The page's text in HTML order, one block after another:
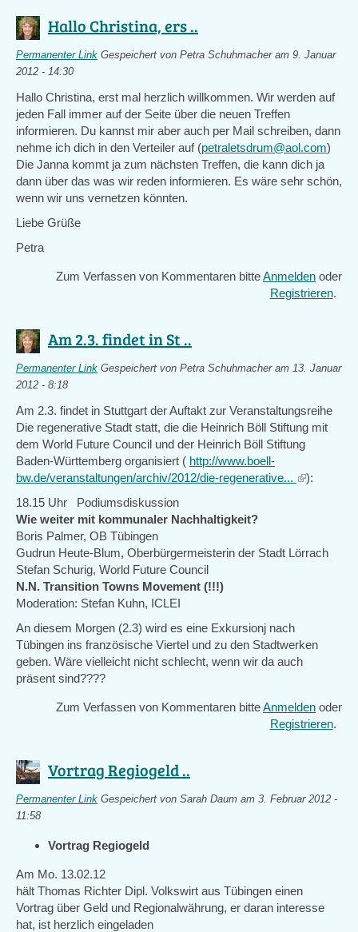
Hallo Christina, ers ..
Permanenter Link Gespeichert von Petra Schuhmacheram 9. Januar
2012 - 14:30
Hallo Christina, erst mal herzlich willkommen. Wir werden auf
jeden Fall immer auf der Seite über die neuen Treffen
informieren. Du kannst mir aber auch per Mail schreiben, dann
nehme ich dich in den Verteiler auf (petraletsdrum@aol.com)
Die Janna kommt ja zum nächsten Treffen, die kann dich ja
dann über das was wir reden informieren. Es wäre sehr schön,
wenn wir uns vernetzen könnten.
Liebe Grüße
Petra
Zum Verfassen von Kommentaren bitteAnmelden oder
Registrieren.
Am 2.3. findet in St ..
Permanenter Link Gespeichert von Petra Schuhmacheram 13. Januar
2012 - 8:18
Am 2.3. findet in Stuttgart der Auftakt zur Veranstaltungsreihe
Die regenerative Stadt statt, die die Heinrich Böll Stiftung mit
dem World Future Council und der Heinrich Böll Stiftung
Baden-Württemberg organisiert ( http://www.boell-
bw.de/veranstaltungen/archiv/2012/die-regenerative... (link
):
18.15 Uhr Podiumsdiskussion
Wie weiter mit kommunaler Nachhaltigkeit?
Boris Palmer, OB Tübingen
Gudrun Heute-Blum, Oberbürgermeisterin der Stadt Lörrach
Stefan Schurig, World Future Council
N.N. Transition Towns Movement (!!!)
Moderation: Stefan Kuhn, ICLEI
An diesem Morgen (2.3) wird es eine Exkursionj nach
Tübingen ins französische Viertel und zu den Stadtwerken
geben. Wäre vielleicht nicht schlecht, wenn wir da auch
präsent sind????
Zum Verfassen von Kommentaren bitteAnmelden oder
Registrieren.
Vortrag Regiogeld ..
Permanenter Link Gespeichert von Sarah Daum am 3. Februar 2012 -
11:58
Vortrag Regiogeld
Am Mo. 13.02.12
hält Thomas Richter Dipl. Volkswirt aus Tübingen einen
Vortrag über Geld und Regionalwährung, er daran interesse
hat, ist herzlich eingeladen